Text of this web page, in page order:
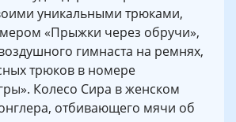
уникальными трюками,
«Прыжки через обручи»,
гимнаста на ремнях,
трюков в номере
Колесо Сира в женском
отбивающего мячи об